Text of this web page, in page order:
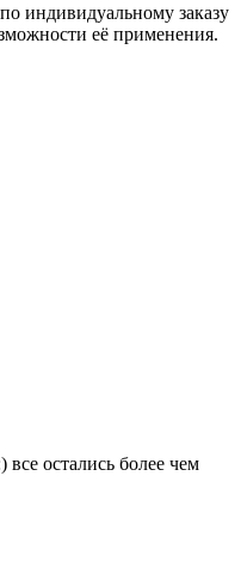
индивидуальному заказу
её применения.
остались более чем